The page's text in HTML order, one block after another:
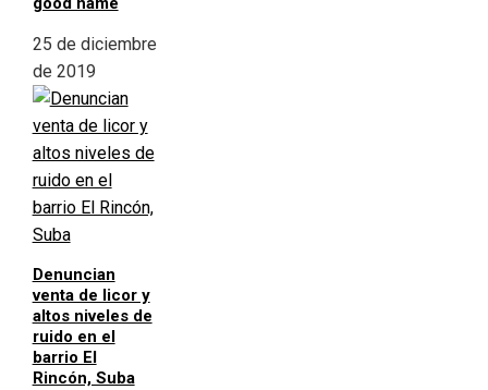
25 de diciembre
de 2019
Denuncian
venta de licor y
altos niveles de
ruido en el
barrio El
Rincón, Suba